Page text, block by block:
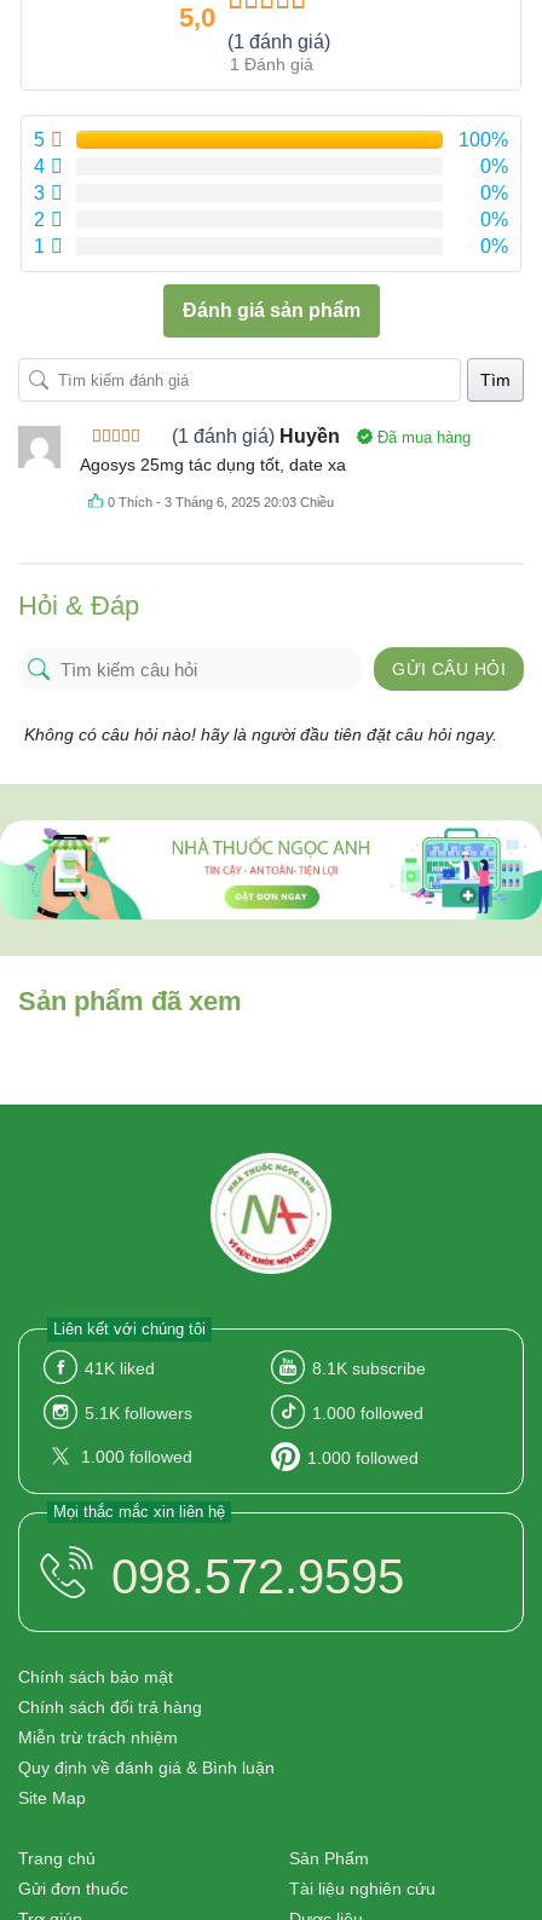
5,0
Được xếp
hạng 5.00
sao
(1 đánh giá)
1 Đánh giá
5
100%
4
0%
3
0%
2
0%
1
0%
Đánh giá sản phẩm
Tìm
Được xếp
hạng5 5
sao
(1 đánh giá) Huyền Đã mua hàng
Agosys 25mg tác dụng tốt, date xa
0 Thích -3 Tháng 6, 2025 20:03 Chiều
Hỏi & Đáp
GỬI CÂU HỎI
Không có câu hỏi nào! hãy là người đầu tiên đặt câu hỏi ngay.
Sản phẩm đã xem
Liên kết với chúng tôi
41K liked 8.1K subscribe
5.1K followers 1.000 followed
1.000 followed 1.000 followed
Mọi thắc mắc xin liên hệ
098.572.9595
Chính sách bảo mật
Chính sách đổi trả hàng
Miễn trừ trách nhiệm
Quy định về đánh giá & Bình luận
Site Map
Trang chủ
Gửi đơn thuốc
Sản Phẩm
Tài liệu nghiên cứu